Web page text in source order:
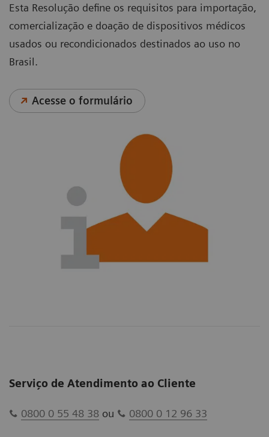
Esta Resolução define os requisitos para importação,
comercialização e doação de dispositivos médicos
usados ou recondicionados destinados ao uso no
Brasil.
Acesse o formulário
Serviço de Atendimento ao Cliente
0800 0 55 48 38ou 0800 0 12 96 33